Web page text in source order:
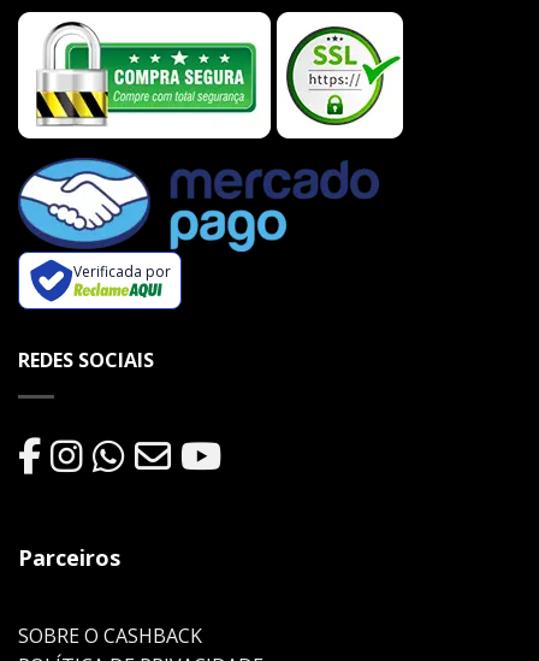
Verificada por
REDES SOCIAIS
Parceiros
SOBRE O CASHBACK